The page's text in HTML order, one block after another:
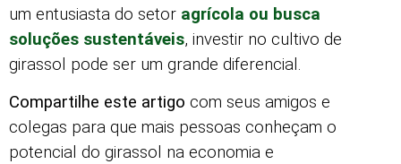
um entusiasta do setor agrícola ou busca
soluções sustentáveis, investir no cultivo de
girassol pode ser um grande diferencial.
Compartilhe este artigo com seus amigos e
colegas para que mais pessoas conheçam o
potencial do girassol na economia e